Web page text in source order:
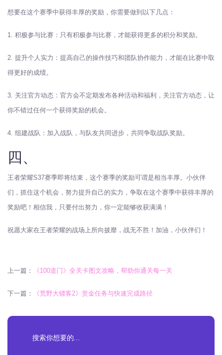
想要在这个赛季中获得丰厚的奖励，你需要做到以下几点：
1. 积极参与比赛：只有积极参与比赛，才能获得更多的积分和奖励。
2. 提升个人实力：提高自己的操作技巧和团队协作能力，才能在比赛中取
得更好的成绩。
3. 关注官方动态：官方会不定期发布各种活动和福利，关注官方动态，让
你不错过任何一个获得奖励的机会。
4. 组建战队：加入战队，与队友共同进步，共同争取战队奖励。
四、
王者荣耀S37赛季即将结束，这个赛季的奖励可谓是相当丰厚。小伙伴
们，抓住这个机会，努力提升自己的实力，争取在这个赛季中获得丰厚的
奖励吧！相信我，只要付出努力，你一定能够收获满满！
祝愿大家在王者荣耀的战场上所向披靡，战无不胜！加油，小伙伴们！
上一篇： 《100道门》全关卡图文攻略，帮助你通关每一关
下一篇： 《荒野大镖客2》赏金任务与快速完成路径